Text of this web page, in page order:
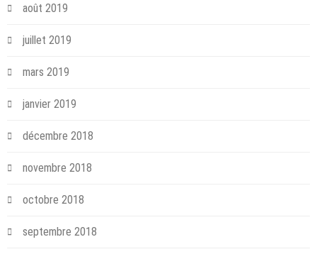
août 2019
juillet 2019
mars 2019
janvier 2019
décembre 2018
novembre 2018
octobre 2018
septembre 2018